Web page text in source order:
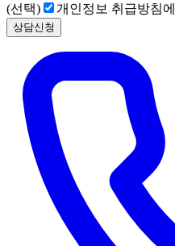
(선택)
개인정보 취급방침
상담신청